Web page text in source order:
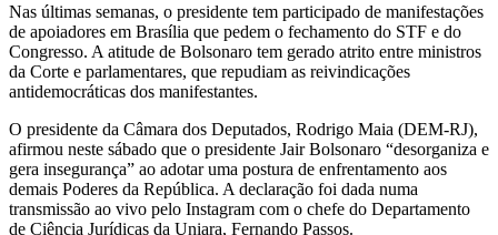
Nas últimas semanas, o presidente tem participado de manifestações
de apoiadores em Brasília que pedem o fechamento do STF e do
Congresso. A atitude de Bolsonaro tem gerado atrito entre ministros
da Corte e parlamentares, que repudiam as reivindicações
antidemocráticas dos manifestantes.
O presidente da Câmara dos Deputados, Rodrigo Maia (DEM-RJ),
afirmou neste sábado que o presidente Jair Bolsonaro “desorganiza e
gera insegurança” ao adotar uma postura de enfrentamento aos
demais Poderes da República. A declaração foi dada numa
transmissão ao vivo pelo Instagram com o chefe do Departamento
de Ciência Jurídicas da Uniara, Fernando Passos.